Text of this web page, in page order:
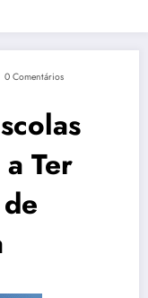
0 Comentários
Ter